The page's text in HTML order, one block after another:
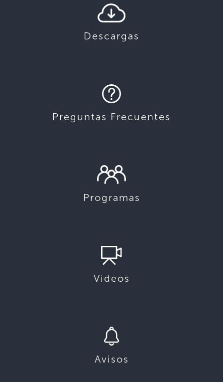
Descargas
Preguntas Frecuentes
Programas
Videos
Avisos